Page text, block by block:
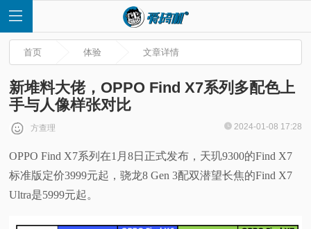
首
页
快
首页 体验 文章详情
新堆料大佬，OPPO Find X7系列多配色上
手与人像样张对比
方查理 2024-01-08 17:28
OPPO Find X7系列在1月8日正式发布，天玑9300的Find X7
标准版定价3999元起，骁龙8 Gen 3配双潜望长焦的Find X7
Ultra是5999元起。